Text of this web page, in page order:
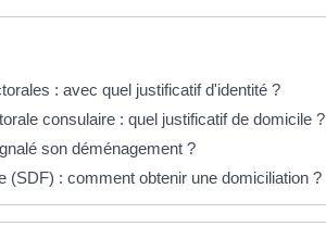
: avec quel justificatif d'identité ?
consulaire : quel justificatif de domicile ?
son déménagement ?
(SDF) : comment obtenir une domiciliation ?